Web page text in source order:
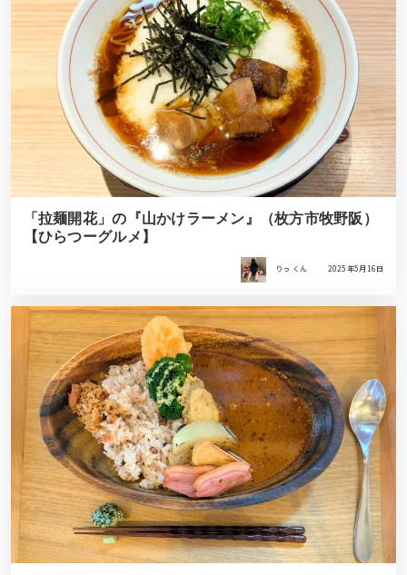
「拉麺開花」の『山かけラーメン』（枚方市牧野阪）
【ひらつーグルメ】
りっ くん 2025年5月16日